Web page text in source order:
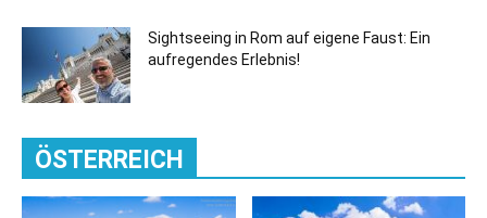
Sightseeing in Rom auf eigene Faust: Ein
aufregendes Erlebnis!
ÖSTERREICH